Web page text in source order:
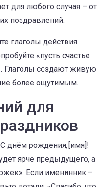
для любого случая – от
поздравлений.
глаголы действия.
«пусть счастье
Глаголы создают живую
более ощутимым.
для
днём рождения, [имя]!
ярче предыдущего, а
Если именинник –